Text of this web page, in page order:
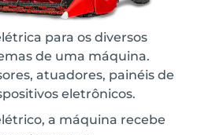
para os diversos
de uma máquina.
atuadores, painéis de
eletrônicos.
a máquina recebe